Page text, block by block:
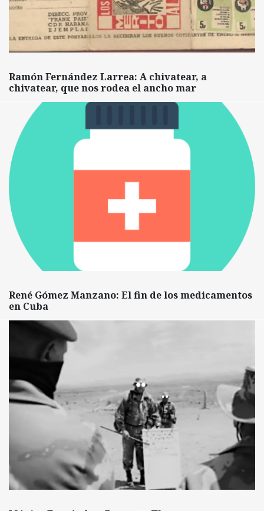
Ramón Fernández Larrea: A chivatear, a
chivatear, que nos rodea el ancho mar
René Gómez Manzano: El fin de los medicamentos
en Cuba